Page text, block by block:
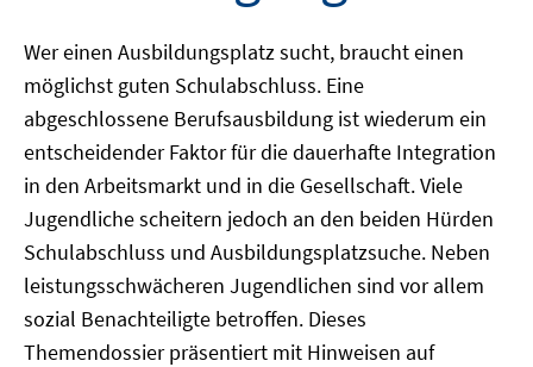
Wer einen Ausbildungsplatz sucht, braucht einen
möglichst guten Schulabschluss. Eine
abgeschlossene Berufsausbildung ist wiederum ein
entscheidender Faktor für die dauerhafte Integration
in den Arbeitsmarkt und in die Gesellschaft. Viele
Jugendliche scheitern jedoch an den beiden Hürden
Schulabschluss und Ausbildungsplatzsuche. Neben
leistungsschwächeren Jugendlichen sind vor allem
sozial Benachteiligte betroffen. Dieses
Themendossier präsentiert mit Hinweisen auf